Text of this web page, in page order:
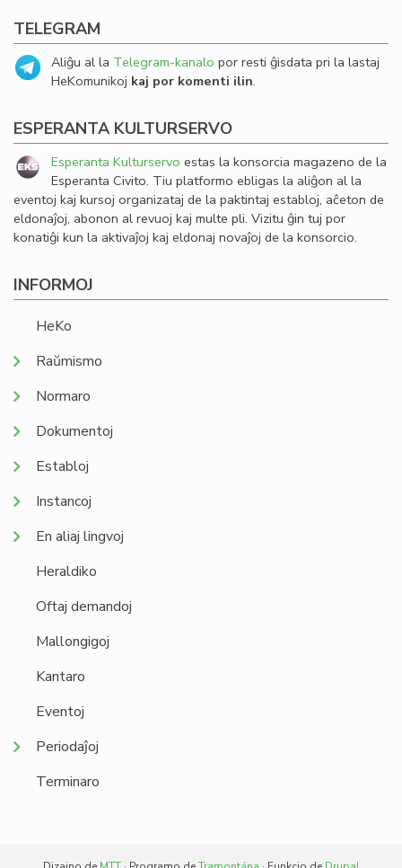
TELEGRAM
Aliĝu al la Telegram-kanalo por resti ĝisdata pri la lastaj
HeKomunikoj kaj por komenti ilin.
ESPERANTA KULTURSERVO
Esperanta Kulturservo estas la konsorcia magazeno de la
Esperanta Civito. Tiu platformo ebligas la aliĝon al la
eventoj kaj kursoj organizataj de la paktintaj establoj, aĉeton de
eldonaĵoj, abonon al revuoj kaj multe pli. Vizitu ĝin tuj por
konatiĝi kun la aktivaĵoj kaj eldonaj novaĵoj de la konsorcio.
INFORMOJ
HeKo
Raŭmismo
Normaro
Dokumentoj
Establoj
Instancoj
En aliaj lingvoj
Heraldiko
Oftaj demandoj
Mallongigoj
Kantaro
Eventoj
Periodaĵoj
Terminaro